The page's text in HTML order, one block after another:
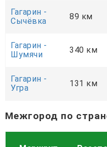
Гагарин -
Сычёвка
89 км
Гагарин -
Шумячи
340 км
Гагарин -
Угра
131 км
Межгород по